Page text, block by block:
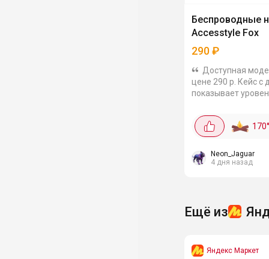
Беспроводные
Accesstyle Fox
290₽
Доступная
цене 290 р. Кейс с
показывает
Работают до 5
частотный
20000 Гц,
Ом,...
170°
Neon_Jaguar
4 дня назад
Ещё из
Яндекс Маркет